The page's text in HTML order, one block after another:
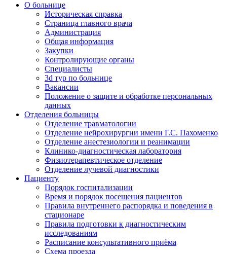
О больнице
Историческая справка
Страница главного врача
Администрация
Общая информация
Закупки
Контролирующие органы
Специалисты
3d тур по больнице
Вакансии
Положение о защите и обработке персональных
данных
Отделения больницы
Отделение травматологии
Отделение нейрохирургии имени Г.С. Пахоменко
Отделение анестезиологии и реанимации
Клинико-диагностическая лаборатория
Физиотерапевтическое отделение
Отделение лучевой диагностики
Пациенту
Порядок госпитализации
Время и порядок посещения пациентов
Правила внутреннего распорядка и поведения в
стационаре
Правила подготовки к диагностическим
исследованиям
Расписание консультативного приёма
Схема проезда